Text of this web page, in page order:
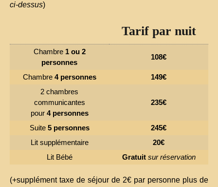
ci-dessus)
Tarif par nuit
Chambre 1 ou 2
personnes
108€
Chambre 4 personnes
149€
2 chambres
communicantes
pour 4 personnes
235€
Suite 5 personnes
245€
Lit supplémentaire
20€
Lit Bébé
Gratuit sur réservation
(+supplément taxe de séjour de 2€ par personne plus de